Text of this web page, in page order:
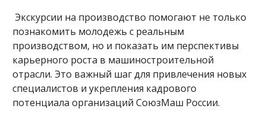
Экскурсии на производство помогают не только
познакомить молодежь с реальным
производством, но и показать им перспективы
карьерного роста в машиностроительной
отрасли. Это важный шаг для привлечения новых
специалистов и укрепления кадрового
потенциала организаций СоюзМаш России.